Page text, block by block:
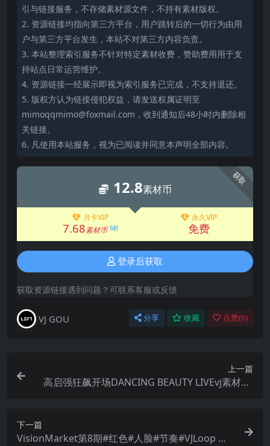
引与链接服务，不存储素材源文件，不持有素材版权。
2. 资源链接均指向第三方平台，用户跳转后的一切行为由用
户与第三方平台发生，本站不对第三方内容负责。
3. 本站整理索引服务不针对特定素材收费，赞助费用用于支
持站点日常运营维护。
4. 资源链接一经展示即视为索引服务已完成，不支持退还。
5. 版权方认为链接侵犯权益，请发送权属证明至
mimoqqmimo@foxmail.com，收到通知后48小时内删除相
关链接。
6. 凡使用本站服务，视为已阅读并同意本声明全部内容。
获取
12.8素材币
月卡VIP
7.68素材币 6折
永久VIP
免费
登录后获取
获取资源链接遇到问题？可联系客服或反馈
VJ GOU 分享 收藏 点赞(0)
上一篇
高启强狂飙开场DANCING BEAUTY LIVEvj素材BP
下一篇
VisionMarket第8期#红色#人脸#节奏#VJLoop 第0